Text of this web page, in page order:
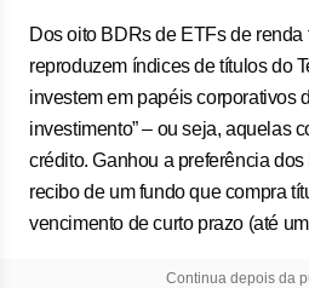
Dos oito BDRs de ETFs de
reproduzem índices de títulos do
investem em papéis corporativos
investimento” – ou seja, aquelas
crédito. Ganhou a preferência
recibo de um fundo que compra
vencimento de curto prazo (até
Continua depois da